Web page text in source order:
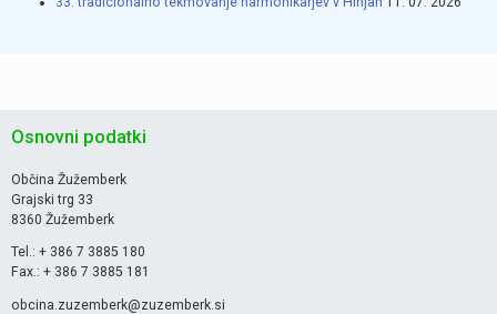
Osnovni podatki
Občina Žužemberk
Grajski trg 33
8360 Žužemberk
Tel.: + 386 7 3885 180
Fax.: + 386 7 3885 181
obcina.zuzemberk@zuzemberk.si